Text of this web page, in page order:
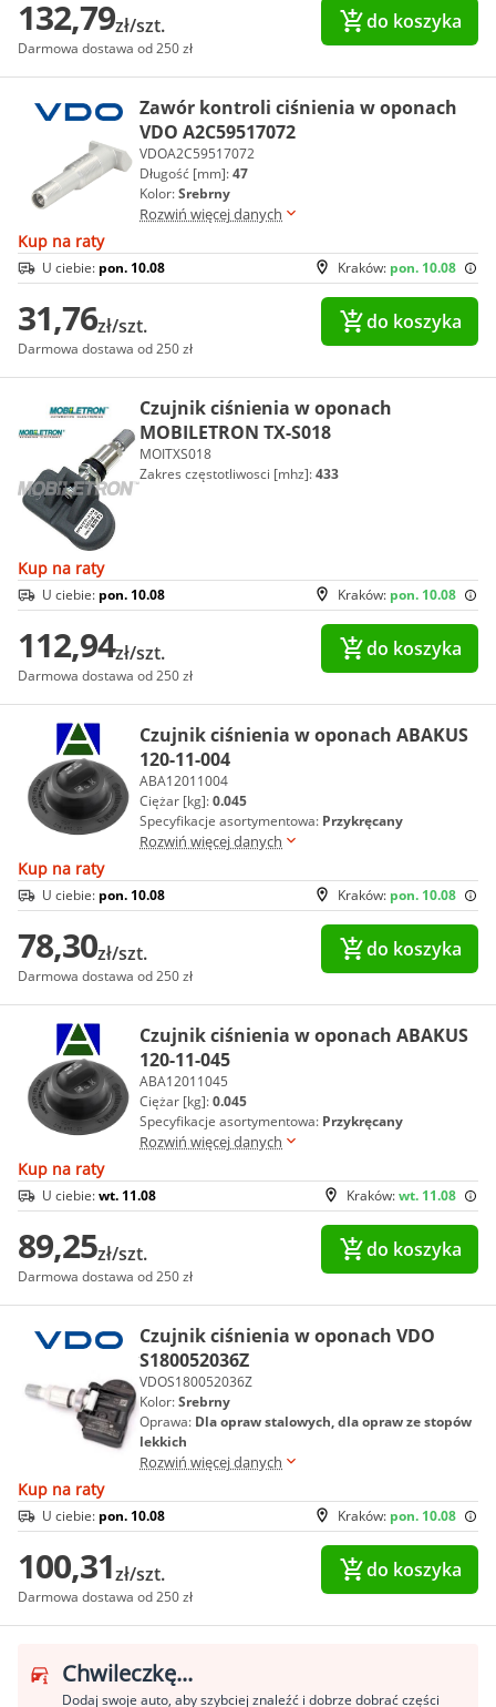
132,79zł/szt.
Darmowa dostawa od 250 zł
do koszyka
Zawór kontroli ciśnienia w oponach
VDO A2C59517072
VDOA2C59517072
Długość [mm]:47
Kolor:Srebrny
Rozwiń więcej danych
Kup na raty
Kraków: pon. 10.08
U ciebie: pon. 10.08
31,76zł/szt.
Darmowa dostawa od 250 zł
do koszyka
Czujnik ciśnienia w oponach
MOBILETRON TX-S018
MOITXS018
Zakres częstotliwosci [mhz]:433
Kup na raty
Kraków: pon. 10.08
U ciebie: pon. 10.08
112,94zł/szt.
Darmowa dostawa od 250 zł
do koszyka
Czujnik ciśnienia w oponach ABAKUS
120-11-004
ABA12011004
Ciężar [kg]:0.045
Specyfikacje asortymentowa: Przykręcany
Rozwiń więcej danych
Kup na raty
Kraków: pon. 10.08
U ciebie: pon. 10.08
78,30zł/szt.
Darmowa dostawa od 250 zł
do koszyka
Czujnik ciśnienia w oponach ABAKUS
120-11-045
ABA12011045
Ciężar [kg]:0.045
Specyfikacje asortymentowa: Przykręcany
Rozwiń więcej danych
Kup na raty
Kraków:wt. 11.08
U ciebie:wt. 11.08
89,25zł/szt.
Darmowa dostawa od 250 zł
do koszyka
Czujnik ciśnienia w oponach VDO
S180052036Z
VDOS180052036Z
Kolor:Srebrny
Oprawa: Dla opraw stalowych, dla opraw ze stopów
lekkich
Rozwiń więcej danych
Kup na raty
Kraków: pon. 10.08
U ciebie: pon. 10.08
100,31zł/szt.
Darmowa dostawa od 250 zł
do koszyka
Chwileczkę...
Dodaj swoje auto, aby szybciej znaleźć i dobrze dobrać części